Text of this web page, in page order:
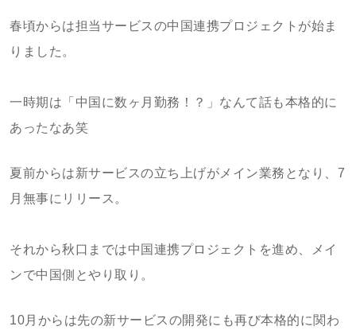
春頃からは担当サービスの中国連携プロジェクトが始ま
りました。
一時期は「中国に数ヶ月勤務！？」なんて話も本格的に
あったなあ笑
夏前からは新サービスの立ち上げがメイン業務となり、7
月無事にリリース。
それから秋口までは中国連携プロジェクトを進め、メイ
ンで中国側とやり取り。
10月からは先の新サービスの開発にも再び本格的に関わ